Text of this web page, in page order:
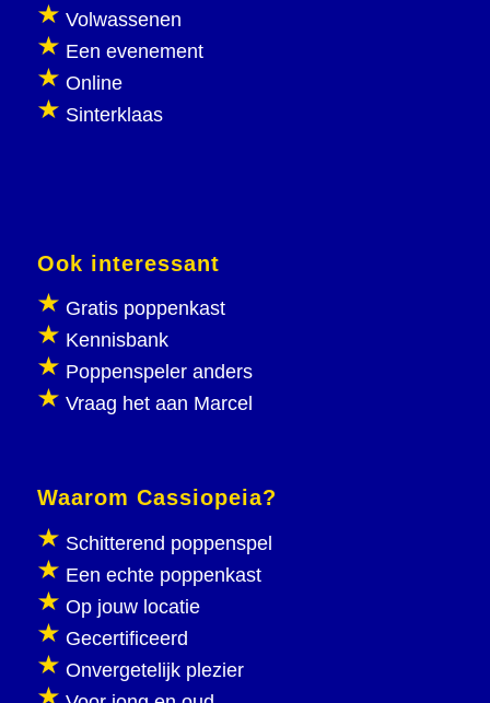
Volwassenen
Een evenement
Online
Sinterklaas
Ook interessant
Gratis poppenkast
Kennisbank
Poppenspeler anders
Vraag het aan Marcel
Waarom Cassiopeia?
Schitterend poppenspel
Een echte poppenkast
Op jouw locatie
Gecertificeerd
Onvergetelijk plezier